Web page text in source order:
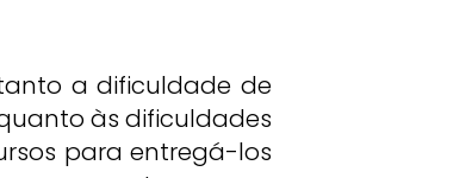
a dificuldade de
às dificuldades
para entregá-los